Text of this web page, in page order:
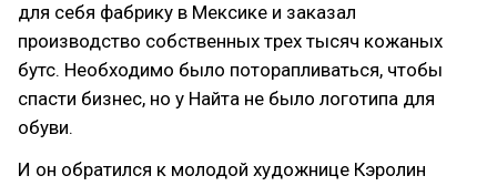
для себя фабрику в Мексике и заказал
производство собственных трех тысяч кожаных
бутс. Необходимо было поторапливаться, чтобы
спасти бизнес, но у Найта не было логотипа для
обуви.
И он обратился к молодой художнице Кэролин